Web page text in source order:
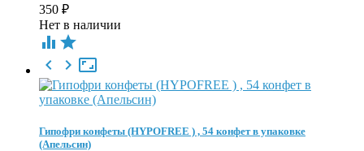
350 ₽
Нет в наличии
 

 
Гипофри конфеты (HYPOFREE ) , 54 конфет в упаковке
(Апельсин)